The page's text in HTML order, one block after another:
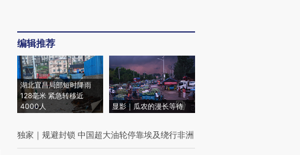
编辑推荐
湖北宜昌局部短时降雨
128毫米 紧急转移近
4000人
显影｜瓜农的漫长等待
独家 ｜ 规避封锁 中国超大油轮停靠埃及绕行非洲